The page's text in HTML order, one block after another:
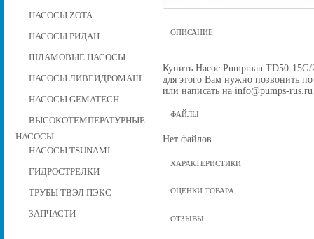
НАСОСЫ ZOTA
НАСОСЫ РИДАН
ШЛАМОВЫЕ НАСОСЫ
НАСОСЫ ЛИВГИДРОМАШ
НАСОСЫ GEMATECH
ВЫСОКОТЕМПЕРАТУРНЫЕ
НАСОСЫ
НАСОСЫ TSUNAMI
ГИДРОСТРЕЛКИ
ТРУБЫ ТВЭЛ ПЭКС
ЗАПЧАСТИ
ОПИСАНИЕ
Купить Насос Pumpman TD50-
для этого Вам нужно позвонить
или написать на info@pumps-rus.ru
ФАЙЛЫ
Нет файлов
ХАРАКТЕРИСТИКИ
ОЦЕНКИ ТОВАРА
ОТЗЫВЫ